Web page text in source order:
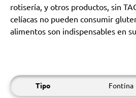
rotisería, y otros productos, sin
celíacas no pueden consumir
alimentos son indispensables en
Tipo Fontina